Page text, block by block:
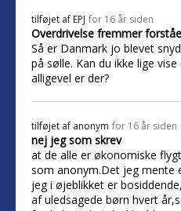
tilføjet af EPJ for 16 år siden
Overdrivelse fremmer
Så er Danmark jo blevet
på sølle. Kan du ikke lige
alligevel er der?
tilføjet af anonym for 16 år siden
nej jeg som skrev
at de alle er økonomiske
som anonym.Det jeg mente
jeg i øjeblikket er
af uledsagede børn hvert